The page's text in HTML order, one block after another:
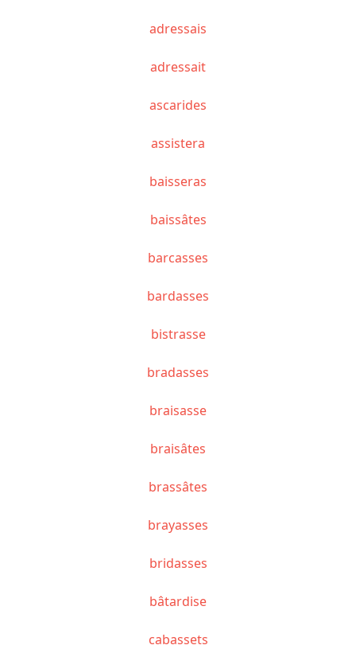
adressais
adressait
ascarides
assistera
baisseras
baissâtes
barcasses
bardasses
bistrasse
bradasses
braisasse
braisâtes
brassâtes
brayasses
bridasses
bâtardise
cabassets